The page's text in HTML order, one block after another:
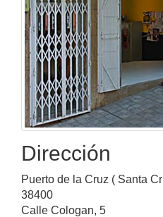
Dirección
Puerto de la Cruz ( Santa
38400
Calle Cologan, 5